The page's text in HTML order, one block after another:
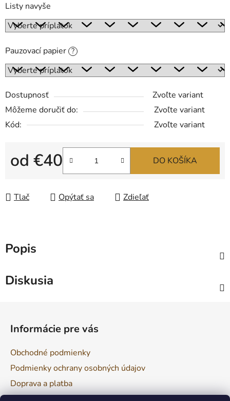
Listy navyše
Pauzovací papier ?
Dostupnosť
Zvoľte variant
Môžeme doručiť do:
Zvoľte variant
Kód:
Zvoľte variant
od €40
Jednotková cena:
DO KOŠÍKA
Tlač Opýtať sa Zdieľať
Popis
Diskusia
e
Informácie pre vás
Obchodné podmienky
Podmienky ochrany osobných údajov
Doprava a platba